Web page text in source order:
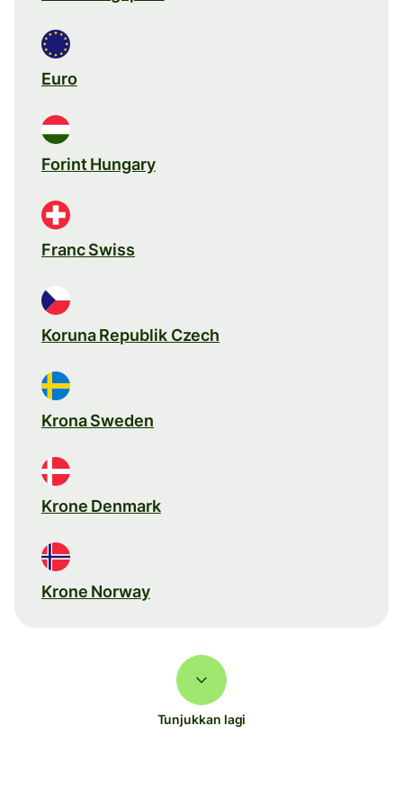
Euro
Forint Hungary
Franc Swiss
Koruna Republik Czech
Krona Sweden
Krone Denmark
Krone Norway
Tunjukkan lagi